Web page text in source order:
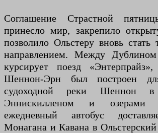
Соглашение Страстной
принесло мир, закрепило
позволило Ольстеру вновь стать
направлением. Между
курсирует поезд
Шеннон-Эрн был построен
судоходной реки Шеннон
Эннискилленом и
ежедневный автобус
Монагана и Кавана в Ольстерский